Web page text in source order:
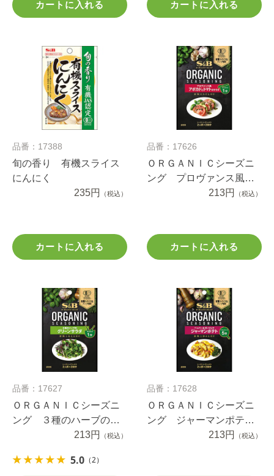
カートに入れる カートに入れる
品番：17388
旬の香り 有機スライス
にんにく
235円
（税込）
カートに入れる
品番：17626
ＯＲＧＡＮＩＣシーズニ
ング プロヴァンス風
アボカドとトマトのサラ
213円 （税込）
カートに入れる
品番：17627
ＯＲＧＡＮＩＣシーズニ
ング ３種のハーブのグ
リーンサラダ ８ｇ
213円 （税込）
5.0 （2）
品番：17628
ＯＲＧＡＮＩＣシーズニ
ング ジャーマンポテ
ト ペッパー＆ガーリッ
213円 （税込）